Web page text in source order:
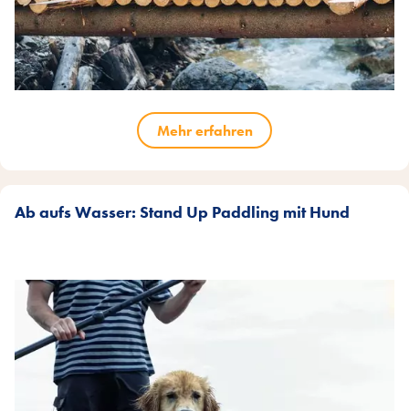
Mehr erfahren
Ab aufs Wasser: Stand Up Paddling mit Hund